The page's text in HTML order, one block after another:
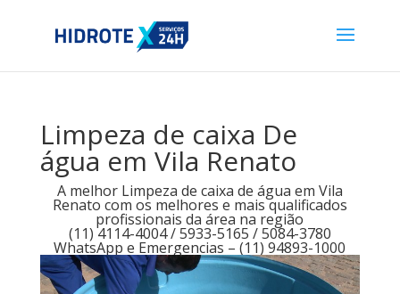
Limpeza de caixa De
água em Vila Renato
A melhor Limpeza de caixa de água em Vila
Renato com os melhores e mais qualificados
profissionais da área na região
(11) 4114-4004 / 5933-5165 / 5084-3780
WhatsApp e Emergencias – (11) 94893-1000